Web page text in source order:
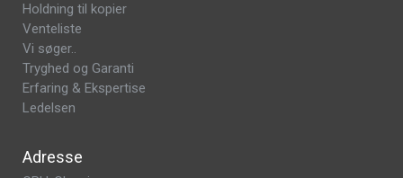
Holdning til kopier
Venteliste
Vi søger..
Tryghed og Garanti
Erfaring & Ekspertise
Ledelsen
Adresse